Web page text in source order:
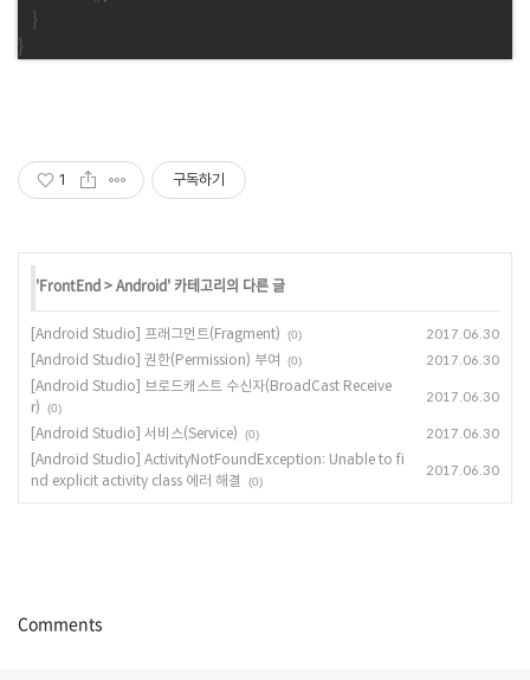
}
}
1 구독하기
'FrontEnd>Android' 카테고리의 다른 글
[Android Studio] 프래그먼트(Fragment) (0) 2017.06.30
[Android Studio] 권한(Permission) 부여 (0) 2017.06.30
[Android Studio] 브로드캐스트 수신자(BroadCast Receive
r)
(0)
2017.06.30
[Android Studio] 서비스(Service) (0) 2017.06.30
[Android Studio] ActivityNotFoundException: Unable to fi
nd explicit activity class 에러 해결
(0)
2017.06.30
Comments